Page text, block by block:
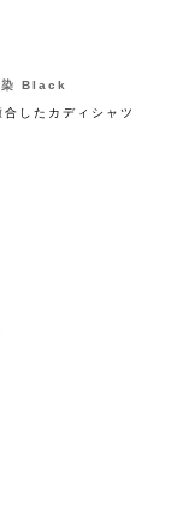
Black
したカディシャツ